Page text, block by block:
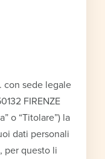
con sede legale
FIRENZE
o “Titolare”) la
dati personali
per questo li